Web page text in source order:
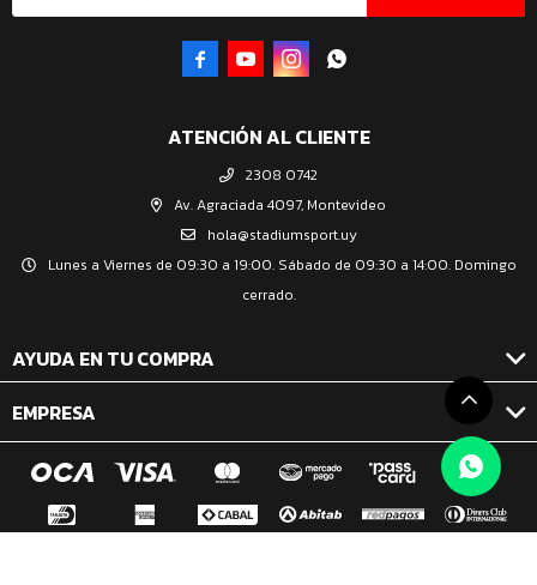
ATENCIÓN AL CLIENTE
2308 0742
Av. Agraciada 4097, Montevideo
hola@stadiumsport.uy
Lunes a Viernes de 09:30 a 19:00. Sábado de 09:30 a 14:00. Domingo
cerrado.
AYUDA EN TU COMPRA
EMPRESA
   